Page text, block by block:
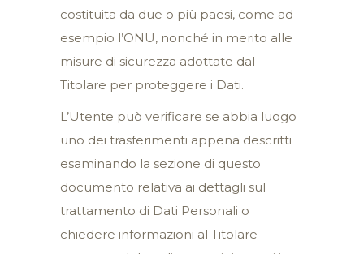
costituita da due o più paesi, come ad
esempio l’ONU, nonché in merito alle
misure di sicurezza adottate dal
Titolare per proteggere i Dati.
L’Utente può verificare se abbia luogo
uno dei trasferimenti appena descritti
esaminando la sezione di questo
documento relativa ai dettagli sul
trattamento di Dati Personali o
chiedere informazioni al Titolare